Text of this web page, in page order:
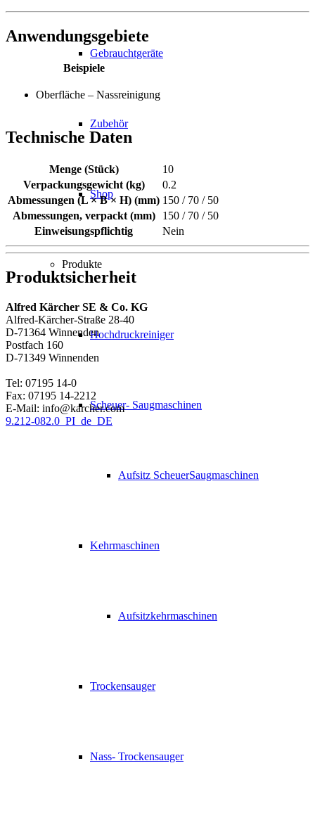
Gebrauchtgeräte
Zubehör
Shop
Produkte
Hochdruckreiniger
Scheuer- Saugmaschinen
Aufsitz ScheuerSaugmaschinen
Kehrmaschinen
Aufsitzkehrmaschinen
Trockensauger
Nass- Trockensauger
Anwendungsgebiete
Beispiele
Oberfläche – Nassreinigung
Technische Daten
Menge (Stück)
10
Verpackungsgewicht (kg)
0.2
Abmessungen (L × B × H) (mm) 150 / 70 / 50
Abmessungen, verpackt (mm)
150 / 70 / 50
Einweisungspflichtig
Nein
Produktsicherheit
Alfred Kärcher SE & Co. KG
Alfred-Kärcher-Straße 28-40
D-71364 Winnenden
Postfach 160
D-71349 Winnenden
Tel: 07195 14-0
Fax: 07195 14-2212
E-Mail: info@karcher.com
9.212-082.0_PI_de_DE